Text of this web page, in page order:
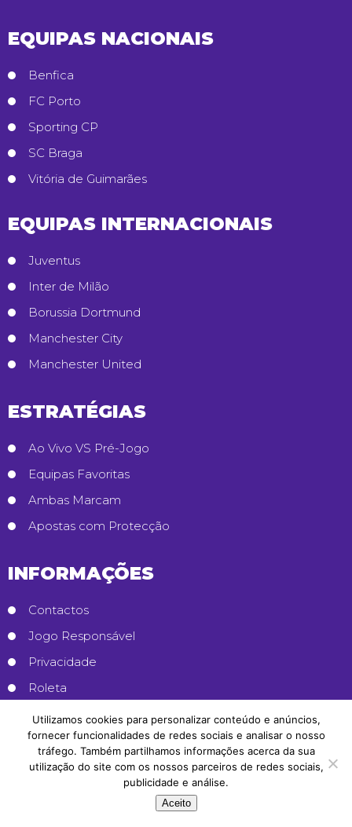
EQUIPAS NACIONAIS
Benfica
FC Porto
Sporting CP
SC Braga
Vitória de Guimarães
EQUIPAS INTERNACIONAIS
Juventus
Inter de Milão
Borussia Dortmund
Manchester City
Manchester United
ESTRATÉGIAS
Ao Vivo VS Pré-Jogo
Equipas Favoritas
Ambas Marcam
Apostas com Protecção
INFORMAÇÕES
Contactos
Jogo Responsável
Privacidade
Roleta
Blackjack
Bingo e Keno
Apostas Esportivas
Utilizamos cookies para personalizar conteúdo e anúncios,
fornecer funcionalidades de redes sociais e analisar o nosso
tráfego. Também partilhamos informações acerca da sua
utilização do site com os nossos parceiros de redes sociais,
publicidade e análise.
Aceito